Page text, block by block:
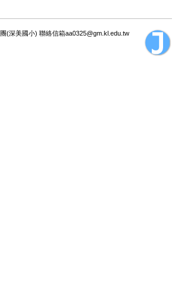
(深美國小) 聯絡信箱aa0325@gm.kl.edu.tw